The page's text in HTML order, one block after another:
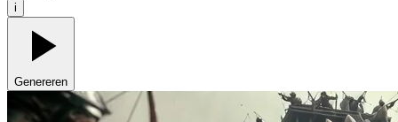
i
Genereren